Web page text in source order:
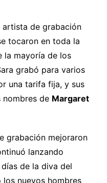
artista de grabación
tocaron en toda la
la mayoría de los
grabó para varios
una tarifa fija, y sus
de Margaret
grabación mejoraron
lanzando
de la diva del
los nuevos hombres